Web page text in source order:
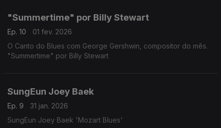
"Summertime" por Billy Stewart
Ep. 10
01 fev. 2026
O Canto do Blues com George Gershwin, compositor do mês.
"Summertime" por Billy Stewart
SungEun Joey Baek
Ep. 9
31 jan. 2026
SungEun Joey Baek 'Mozart Blues'